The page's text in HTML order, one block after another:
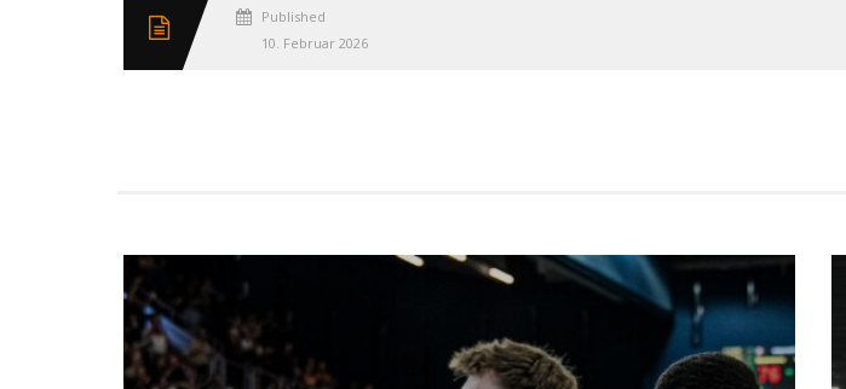
Published
10. Februar 2026